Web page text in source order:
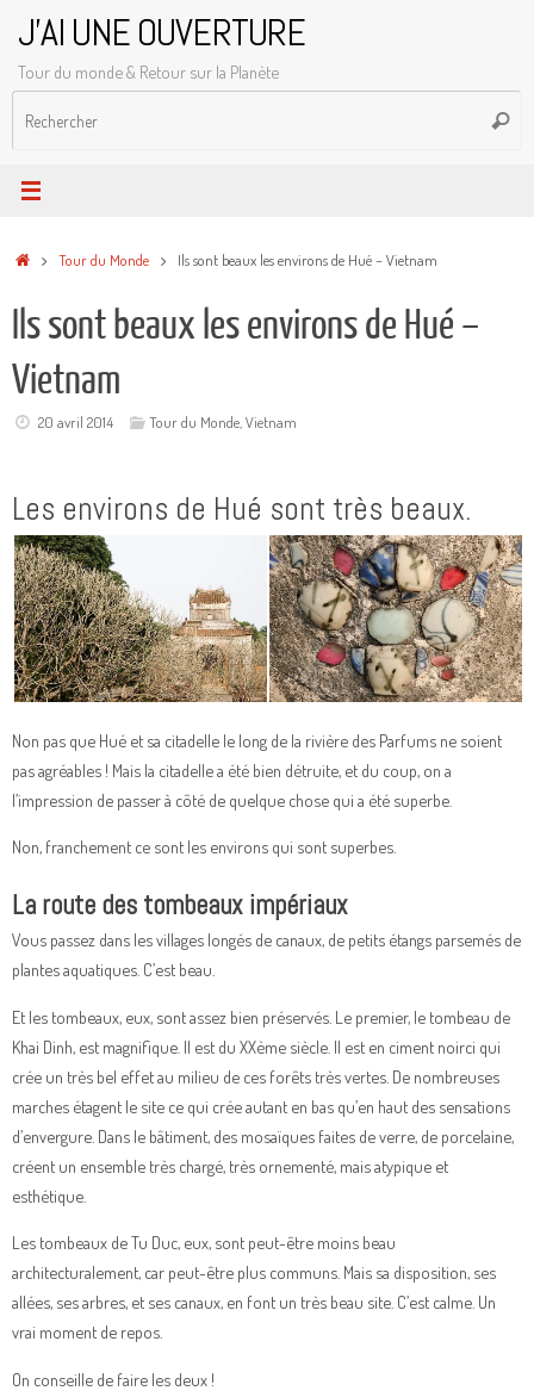
contenu
J'AI UNE OUVERTURE
Tour du monde & Retour sur la Planète
AccueilTour du Monde Ils sont beaux les environs de Hué – Vietnam
Ils sont beaux les environs de Hué –
Vietnam
20 avril 2014 Tour du Monde ,Vietnam
Les environs de Hué sont très beaux.
Non pas que Hué et sa citadelle le long de la rivière des Parfums ne soient
pas agréables ! Mais la citadelle a été bien détruite, et du coup, on a
l’impression de passer à côté de quelque chose qui a été superbe.
Non, franchement ce sont les environs qui sont superbes.
La route des tombeaux impériaux
Vous passez dans les villages longés de canaux, de petits étangs parsemés de
plantes aquatiques. C’est beau.
Et les tombeaux, eux, sont assez bien préservés. Le premier, le tombeau de
Khai Dinh, est magnifique. Il est du XXème siècle. Il est en ciment noirci qui
crée un très bel effet au milieu de ces forêts très vertes. De nombreuses
marches étagent le site ce qui crée autant en bas qu’en haut des sensations
d’envergure. Dans le bâtiment, des mosaïques faites de verre, de porcelaine,
créent un ensemble très chargé, très ornementé, mais atypique et
esthétique.
Les tombeaux de Tu Duc, eux, sont peut-être moins beau
architecturalement, car peut-être plus communs. Mais sa disposition, ses
allées, ses arbres, et ses canaux, en font un très beau site. C’est calme. Un
vrai moment de repos.
On conseille de faire les deux !